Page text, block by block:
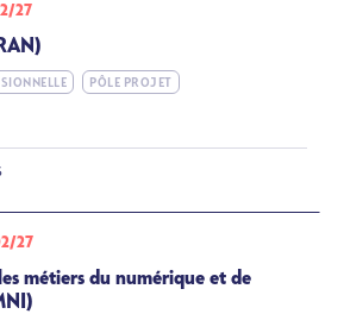
27
PÔLE PROJET
27
métiers du numérique et de